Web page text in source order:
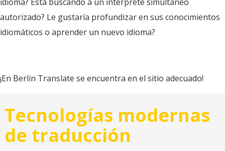
autorizado? Le gustaría profundizar en sus conocimientos
idiomáticos o aprender un nuevo idioma?
¡En Berlin Translate se encuentra en el sitio adecuado!
Tecnologías modernas
de traducción